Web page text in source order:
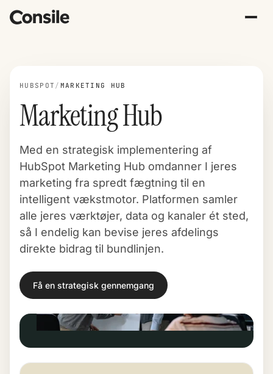
HUBSPOT / MARKETING HUB
Marketing Hub
Med en strategisk implementering af
HubSpot Marketing Hub omdanner I jeres
marketing fra spredt fægtning til en
intelligent vækstmotor. Platformen samler
alle jeres værktøjer, data og kanaler ét sted,
så I endelig kan bevise jeres afdelings
direkte bidrag til bundlinjen.
Få en strategisk gennemgang